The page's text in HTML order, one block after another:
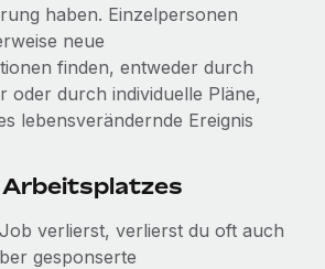
haben. Einzelpersonen
neue
finden, entweder durch
oder durch individuelle Pläne,
lebensverändernde Ereignis
verlierst, verlierst du oft auch
gesponserte